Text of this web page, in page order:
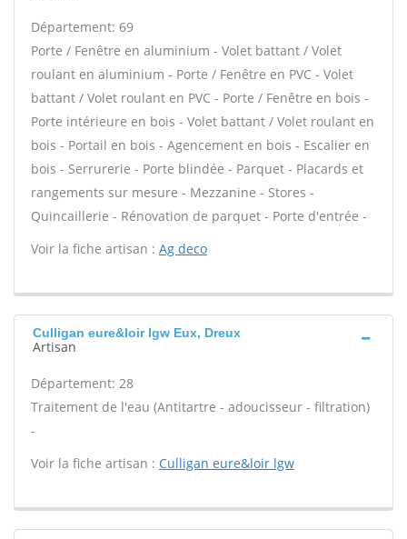
Département: 69
Porte / Fenêtre en aluminium - Volet battant / Volet
roulant en aluminium - Porte / Fenêtre en PVC - Volet
battant / Volet roulant en PVC - Porte / Fenêtre en bois -
Porte intérieure en bois - Volet battant / Volet roulant en
bois - Portail en bois - Agencement en bois - Escalier en
bois - Serrurerie - Porte blindée - Parquet - Placards et
rangements sur mesure - Mezzanine - Stores -
Quincaillerie - Rénovation de parquet - Porte d'entrée -
Voir la fiche artisan : Ag deco
Culligan eure&loir lgw Eux, Dreux
Artisan
Département: 28
Traitement de l'eau (Antitartre - adoucisseur - filtration)
-
Voir la fiche artisan : Culligan eure&loir lgw